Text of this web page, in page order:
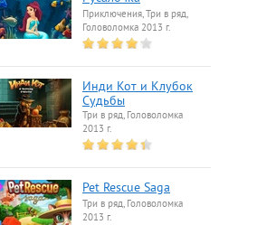
Приключения, Три в ряд,
Головоломка 2013 г.
Инди Кот и Клубок
Судьбы
Три в ряд, Головоломка
2013 г.
Pet Rescue Saga
Три в ряд, Головоломка
2013 г.